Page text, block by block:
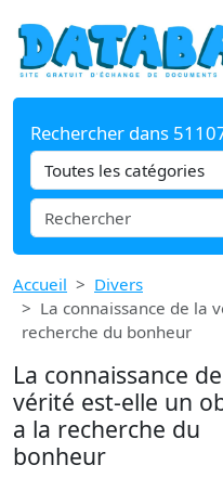
Rechercher dans
Accueil
Divers
La connaissance de la
recherche du bonheur
La connaissance
vérité est-elle un
a la recherche du
bonheur